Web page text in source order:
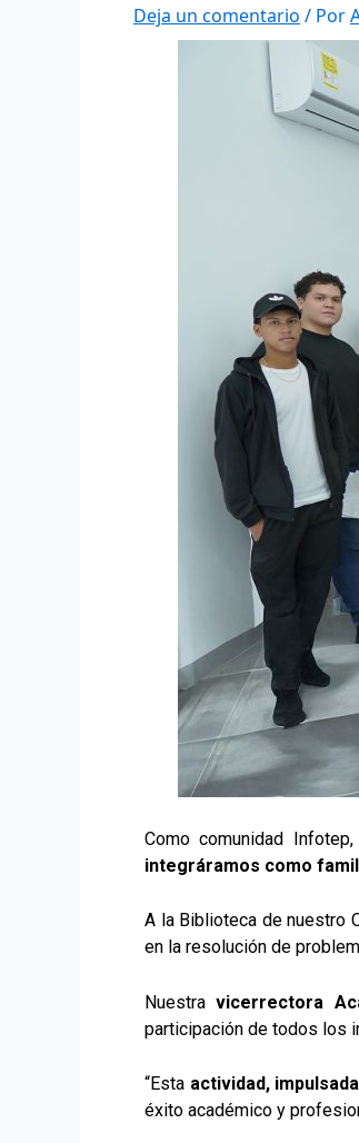
Deja un comentario / Por
Como comunidad
integráramos como
A la Biblioteca de nuestro
en la resolución de
Nuestravicerrectora
participación de todos los
“Esta actividad,
éxito académico y